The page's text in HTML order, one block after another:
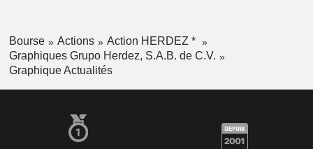
Bourse Actions
Action HERDEZ *
Graphiques Grupo Herdez, S.A.B. de C.V.
Graphique Actualités